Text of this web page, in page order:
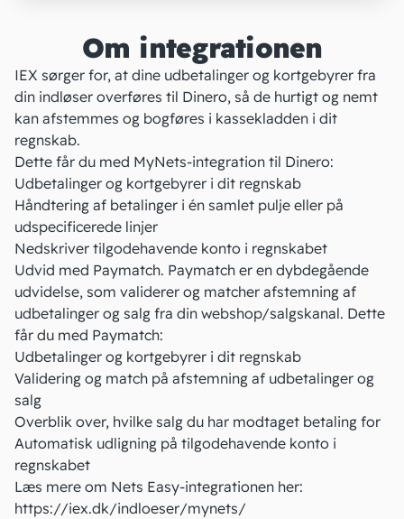
Om integrationen
IEX sørger for, at dine udbetalinger og kortgebyrer fra
din indløser overføres til Dinero, så de hurtigt og nemt
kan afstemmes og bogføres i kassekladden i dit
regnskab.
Dette får du med MyNets-integration til Dinero:
Udbetalinger og kortgebyrer i dit regnskab
Håndtering af betalinger i én samlet pulje eller på
udspecificerede linjer
Nedskriver tilgodehavende konto i regnskabet
Udvid med Paymatch. Paymatch er en dybdegående
udvidelse, som validerer og matcher afstemning af
udbetalinger og salg fra din webshop/salgskanal. Dette
får du med Paymatch:
Udbetalinger og kortgebyrer i dit regnskab
Validering og match på afstemning af udbetalinger og
salg
Overblik over, hvilke salg du har modtaget betaling for
Automatisk udligning på tilgodehavende konto i
regnskabet
Læs mere om Nets Easy-integrationen her:
https://iex.dk/indloeser/mynets/